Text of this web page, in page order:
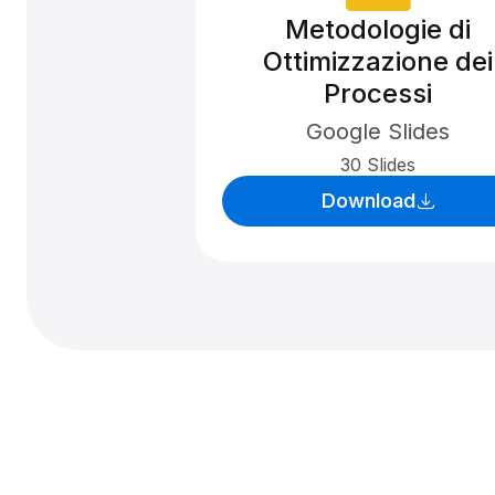
Metodologie di
Ottimizzazione dei
Processi
Google Slides
30 Slides
Download